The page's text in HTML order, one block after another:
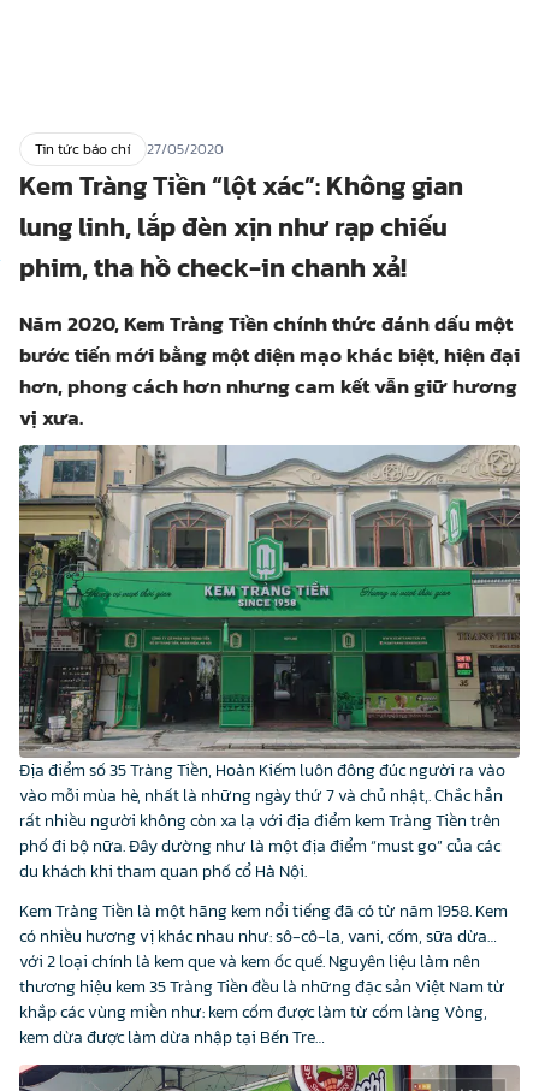
Tin tức báo chí 27/05/2020
Kem Tràng Tiền “lột xác”: Không gian
lung linh, lắp đèn xịn như rạp chiếu
phim, tha hồ check-in chanh xả!
Năm 2020, Kem Tràng Tiền chính thức đánh dấu một
bước tiến mới bằng một diện mạo khác biệt, hiện đại
hơn, phong cách hơn nhưng cam kết vẫn giữ hương
vị xưa.
Địa điểm số 35 Tràng Tiền, Hoàn Kiếm luôn đông đúc người ra vào
vào mỗi mùa hè, nhất là những ngày thứ 7 và chủ nhật,. Chắc hẳn
rất nhiều người không còn xa lạ với địa điểm kem Tràng Tiền trên
phố đi bộ nữa. Đây dường như là một địa điểm “must go” của các
du khách khi tham quan phố cổ Hà Nội.
Kem Tràng Tiền là một hãng kem nổi tiếng đã có từ năm 1958. Kem
có nhiều hương vị khác nhau như: sô-cô-la, vani, cốm, sữa dừa…
với 2 loại chính là kem que và kem ốc quế. Nguyên liệu làm nên
thương hiệu kem 35 Tràng Tiền đều là những đặc sản Việt Nam từ
khắp các vùng miền như: kem cốm được làm từ cốm làng Vòng,
kem dừa được làm dừa nhập tại Bến Tre…